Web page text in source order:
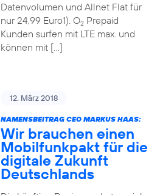
Datenvolumen und Allnet Flat für
nur 24,99 Euro1). O2Prepaid
Kunden surfen mit LTE max. und
können mit […]
12. März 2018
NAMENSBEITRAG CEO MARKUS HAAS:
Wir brauchen einen
Mobilfunkpakt für die
digitale Zukunft
Deutschlands